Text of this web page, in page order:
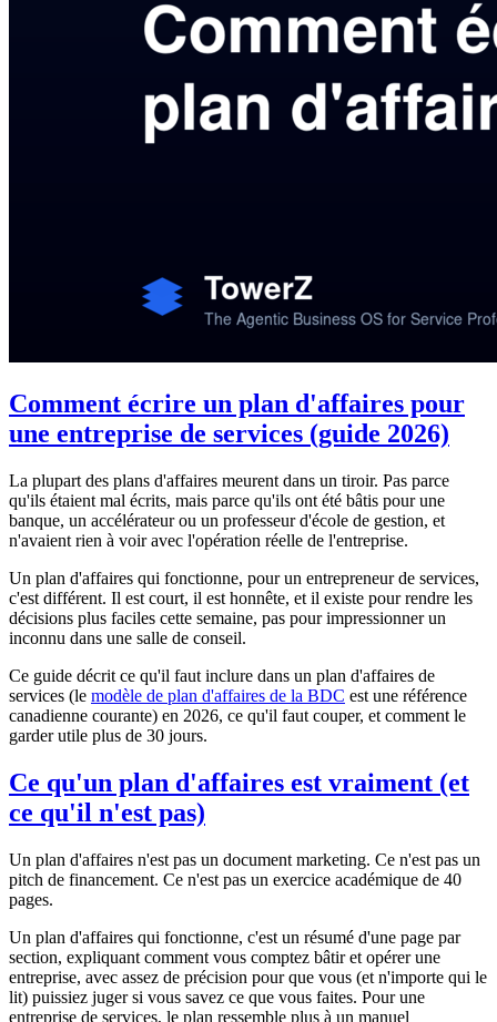
Comment écrire un plan d'affaires pour
une entreprise de services (guide 2026)
La plupart des plans d'affaires meurent dans un tiroir. Pas parce
qu'ils étaient mal écrits, mais parce qu'ils ont été bâtis pour une
banque, un accélérateur ou un professeur d'école de gestion, et
n'avaient rien à voir avec l'opération réelle de l'entreprise.
Un plan d'affaires qui fonctionne, pour un entrepreneur de services,
c'est différent. Il est court, il est honnête, et il existe pour rendre les
décisions plus faciles cette semaine, pas pour impressionner un
inconnu dans une salle de conseil.
Ce guide décrit ce qu'il faut inclure dans un plan d'affaires de
services (le modèle de plan d'affaires de la BDC est une référence
canadienne courante) en 2026, ce qu'il faut couper, et comment le
garder utile plus de 30 jours.
Ce qu'un plan d'affaires est vraiment (et
ce qu'il n'est pas)
Un plan d'affaires n'est pas un document marketing. Ce n'est pas un
pitch de financement. Ce n'est pas un exercice académique de 40
pages.
Un plan d'affaires qui fonctionne, c'est un résumé d'une page par
section, expliquant comment vous comptez bâtir et opérer une
entreprise, avec assez de précision pour que vous (et n'importe qui le
lit) puissiez juger si vous savez ce que vous faites. Pour une
entreprise de services, le plan ressemble plus à un manuel